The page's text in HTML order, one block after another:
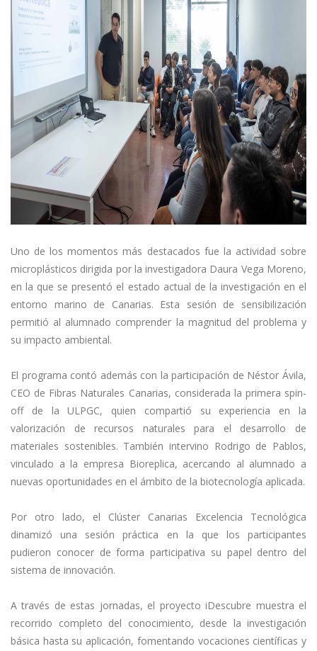
Uno de los momentos más destacados fue la actividad sobre
microplásticos dirigida por la investigadora Daura Vega Moreno,
en la que se presentó el estado actual de la investigación en el
entorno marino de Canarias. Esta sesión de sensibilización
permitió al alumnado comprender la magnitud del problema y
su impacto ambiental.
El programa contó además con la participación de Néstor Ávila,
CEO de Fibras Naturales Canarias, considerada la primera spin-
off de la ULPGC, quien compartió su experiencia en la
valorización de recursos naturales para el desarrollo de
materiales sostenibles. También intervino Rodrigo de Pablos,
vinculado a la empresa Bioreplica, acercando al alumnado a
nuevas oportunidades en el ámbito de la biotecnología aplicada.
Por otro lado, el Clúster Canarias Excelencia Tecnológica
dinamizó una sesión práctica en la que los participantes
pudieron conocer de forma participativa su papel dentro del
sistema de innovación.
A través de estas jornadas, el proyecto iDescubre muestra el
recorrido completo del conocimiento, desde la investigación
básica hasta su aplicación, fomentando vocaciones científicas y